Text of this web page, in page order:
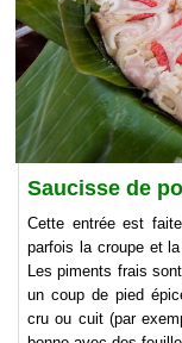
Saucisse de
Cette entrée est
parfois la croupe et
Les piments frais
un coup de pied
cru ou cuit (par